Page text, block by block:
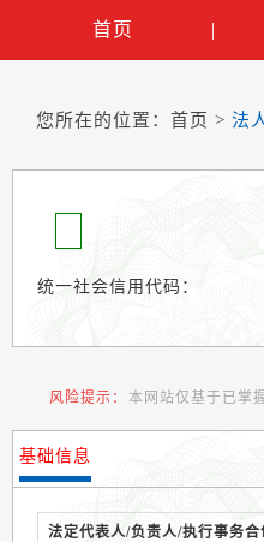
首页 |
您所在的位置： 首页 > 法
统一社会信用代码：
风险提示： 本网站仅基于已掌
基础信息
法定代表人/负责人/执行事务合